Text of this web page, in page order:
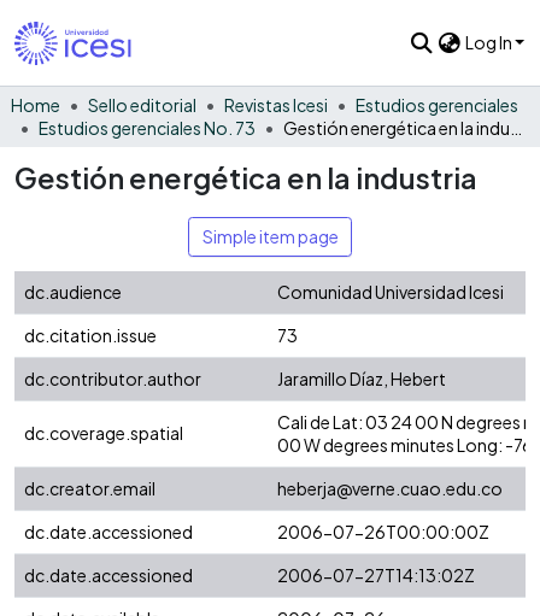
Log In
Home Sello editorial Revistas Icesi
Estudios gerenciales
Estudios gerenciales No. 73
Gestión energética en la industria
Simple item page
dc.audience
Comunidad Universidad Icesi
dc.citation.issue
73
dc.contributor.author
Jaramillo Díaz, Hebert
dc.coverage.spatial
Cali de Lat: 03 24 00 N degrees
00 W degrees minutes Long: -
dc.creator.email
heberja@verne.cuao.edu.co
dc.date.accessioned
2006-07-26T00:00:00Z
dc.date.accessioned
2006-07-27T14:13:02Z